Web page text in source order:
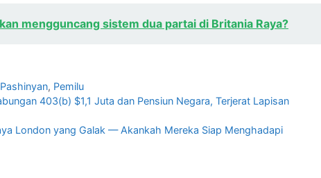
mengguncang sistem dua partai di Britania Raya?
Pashinyan, Pemilu
403(b) $1,1 Juta dan Pensiun Negara, Terjerat Lapisan
London yang Galak — Akankah Mereka Siap Menghadapi